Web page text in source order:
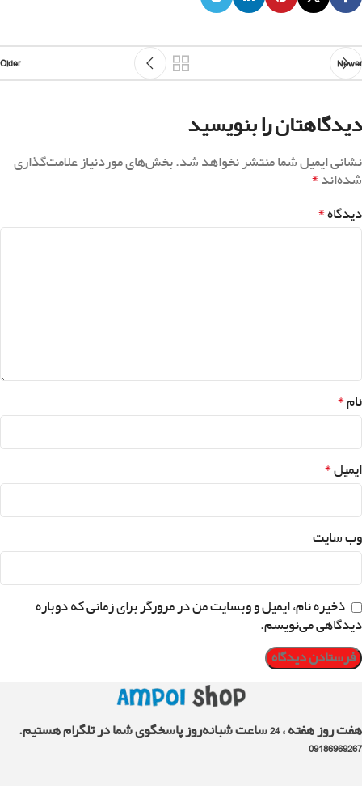
Newer
Older
دیدگاهتان را بنویسید
نشانی ایمیل شما منتشر نخواهد شد.بخش‌های موردنیاز علامت‌گذاری
شده‌اند*
دیدگاه*
نام*
ایمیل*
وب‌ سایت
ذخیره نام، ایمیل و وبسایت من در مرورگر برای زمانی که دوباره
دیدگاهی می‌نویسم.
هفت روز هفته ، 24 ساعت شبانه‌روز پاسخگوی شما در تلگرام هستیم.
09186969267